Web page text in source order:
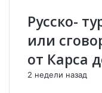
ж
и
а
е
Русско-
или
от Карса
2 недели назад